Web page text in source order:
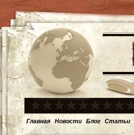
Главная Новости Блог Статьи